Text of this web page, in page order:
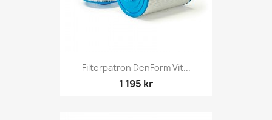
Filterpatron DenForm Vit...
1 195 kr